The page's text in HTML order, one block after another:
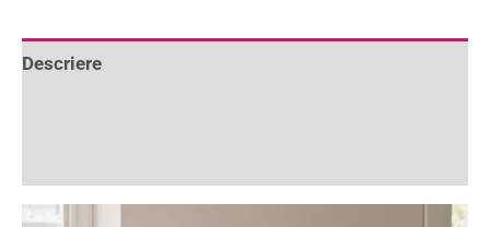
Descriere